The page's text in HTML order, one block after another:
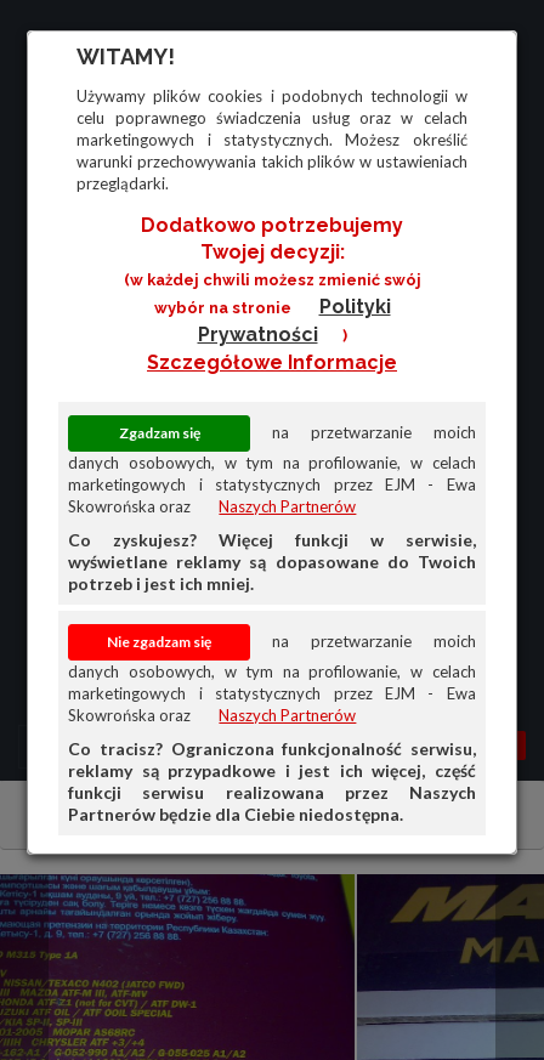
WITAMY!
Używamy plików cookies i podobnych technologii w
celu poprawnego świadczenia usług oraz w celach
marketingowych i statystycznych. Możesz określić
warunki przechowywania takich plików w ustawieniach
przeglądarki.
Dodatkowo potrzebujemy
Twojej decyzji:
(w każdej chwili możesz zmienić swój
wybór na stronie
Polityki
Prywatności
)
Szczegółowe Informacje
na przetwarzanie moich
danych osobowych, w tym na profilowanie, w celach
marketingowych i statystycznych przez EJM - Ewa
Skowrońska oraz
Naszych Partnerów
Co zyskujesz? Więcej funkcji w serwisie,
wyświetlane reklamy są dopasowane do Twoich
potrzeb i jest ich mniej.
na przetwarzanie moich
danych osobowych, w tym na profilowanie, w celach
marketingowych i statystycznych przez EJM - Ewa
Skowrońska oraz
Naszych Partnerów
Co tracisz? Ograniczona funkcjonalność serwisu,
reklamy są przypadkowe i jest ich więcej, część
funkcji serwisu realizowana przez Naszych
Partnerów będzie dla Ciebie niedostępna.
MENU MOJA AG
PRZEGLĄD
OFERTA DLA FIRM
DOŁADUJ KONTO
Chemia Płyny Eksploatacyjne